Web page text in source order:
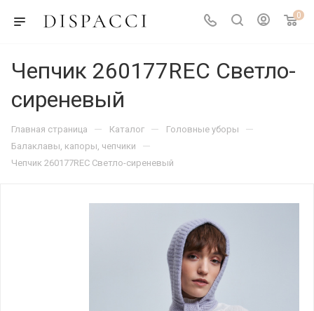
0
Чепчик 260177REC Светло-
сиреневый
Главная страница — Каталог — Головные уборы —
Балаклавы, капоры, чепчики —
Чепчик 260177REC Светло-сиреневый